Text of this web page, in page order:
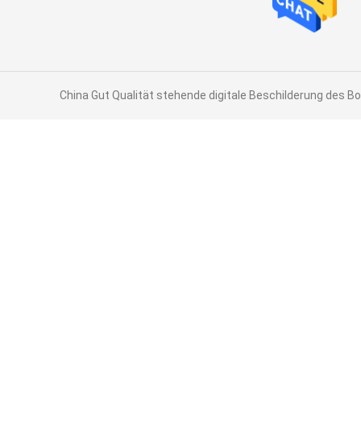
China Gut Qualität stehende digitale Beschilderung des